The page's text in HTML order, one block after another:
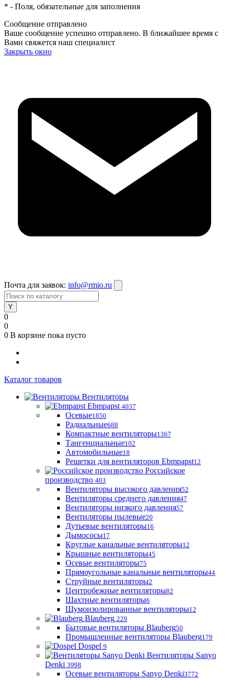
* - Поля, обязательные для заполнения
Сообщение отправлено
Ваше сообщение успешно отправлено. В ближайшее время с
Вами свяжется наш специалист
Закрыть окно
Почта для заявок: info@rmio.ru
0
0
0 В корзине пока пусто
Каталог товаров
Вентиляторы
Ebmpapst 4037
Осевые1850
Радиальные688
Компактные вентиляторы1367
Тангенциальные102
Автомобильные18
Решетки для вентиляторов Ebmpapst12
Российское
производство 403
Вентиляторы высокого давления52
Вентиляторы среднего давления47
Вентиляторы низкого давления57
Вентиляторы пылевые20
Дутьевые вентиляторы16
Дымососы17
Круглые канальные вентиляторы12
Крышные вентиляторы45
Осевые вентиляторы75
Прямоугольные канальные вентиляторы44
Струйные вентиляторы2
Центробежные вентиляторы82
Шахтные вентиляторы6
Шумоизолированные вентиляторы12
Blauberg 229
Бытовые вентиляторы Blauberg50
Промышленные вентиляторы Blauberg179
Dospel 9
Вентиляторы Sanyo
Denki 3998
Осевые вентиляторы Sanyo Denki3772